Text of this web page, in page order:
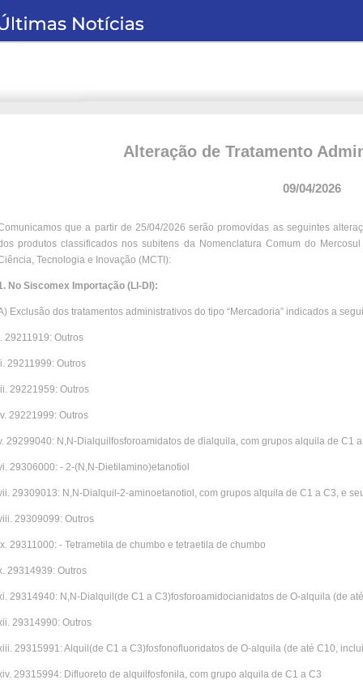
Alteração de Tratamento
09/04/2026
que a partir de 25/04/2026 serão promovidas as seguintes
produtos classificados nos subitens da Nomenclatura Comum do
Tecnologia e Inovação (MCTI):
No Siscomex Importação (LI-DI):
Exclusão dos tratamentos administrativos do tipo “Mercadoria” indicados a
29211919: Outros
29211999: Outros
29221959: Outros
29221999: Outros
29299040: N,N-Dialquilfosforoamidatos de dialquila, com grupos alquila de C1
29306000: - 2-(N,N-Dietilamino)etanotiol
29309013: N,N-Dialquil-2-aminoetanotiol, com grupos alquila de C1 a C3, e
29309099: Outros
29311000: - Tetrametila de chumbo e tetraetila de chumbo
29314939: Outros
29314940: N,N-Dialquil(de C1 a C3)fosforoamidocianidatos de O-alquila (de
29314990: Outros
29315991: Alquil(de C1 a C3)fosfonofluoridatos de O-alquila (de até C10,
29315994: Difluoreto de alquilfosfonila, com grupo alquila de C1 a C3